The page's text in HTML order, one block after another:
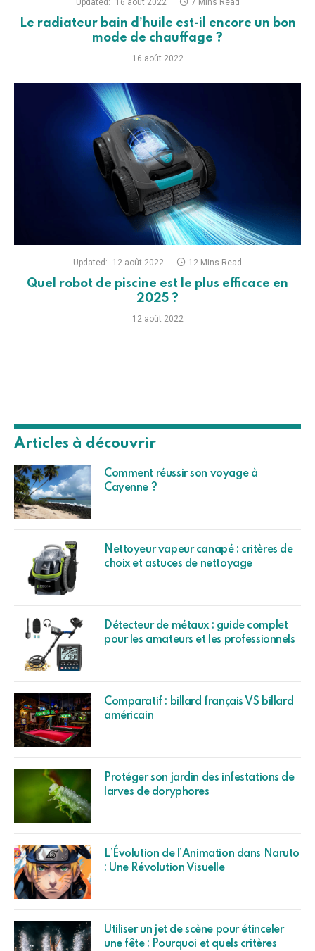
Updated: 16 août 2022 7 Mins Read
Le radiateur bain d’huile est-il encore un bon
mode de chauffage ?
16 août 2022
Updated: 12 août 2022 12 Mins Read
Quel robot de piscine est le plus efficace en
2025 ?
12 août 2022
Articles à découvrir
Comment réussir son voyage à
Cayenne ?
Nettoyeur vapeur canapé : critères de
choix et astuces de nettoyage
Détecteur de métaux : guide complet
pour les amateurs et les professionnels
Comparatif : billard français VS billard
américain
Protéger son jardin des infestations de
larves de doryphores
L’Évolution de l’Animation dans Naruto
: Une Révolution Visuelle
Utiliser un jet de scène pour étinceler
une fête : Pourquoi et quels critères